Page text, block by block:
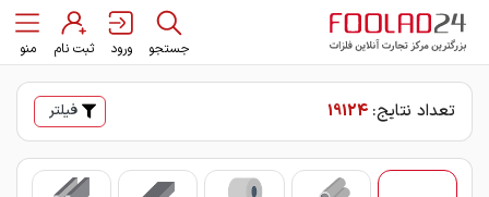
جستجو ورود ثبت نام منو
تعداد نتایج: 19124 فیلتر